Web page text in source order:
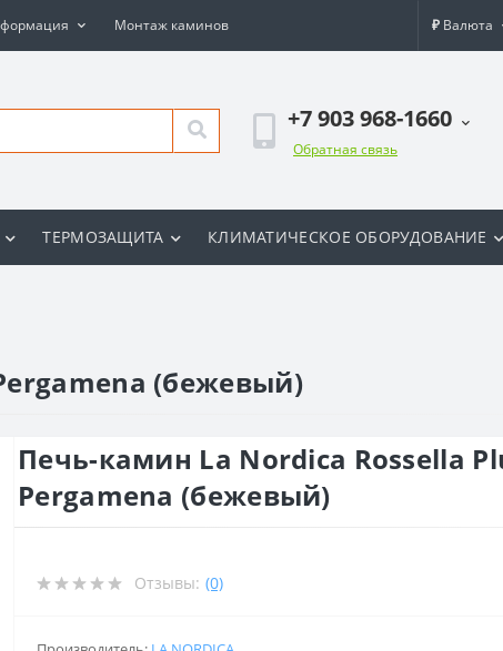
Монтаж каминов ₽ Валюта
+7 903 968-1660
Обратная связь
ТЕРМОЗАЩИТА КЛИМАТИЧЕСКОЕ ОБОРУДОВАНИЕ
(бежевый)
Печь-камин La Nordica Rossella
Pergamena (бежевый)
Отзывы: (0)